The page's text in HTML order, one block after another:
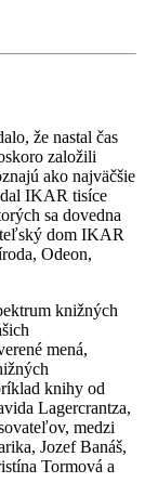
že nastal čas
založili
ako najväčšie
IKAR tisíce
sa dovedna
dom IKAR
Odeon,
knižných
mená,
knihy od
Lagercrantza,
medzi
Jozef Banáš,
Tormová a